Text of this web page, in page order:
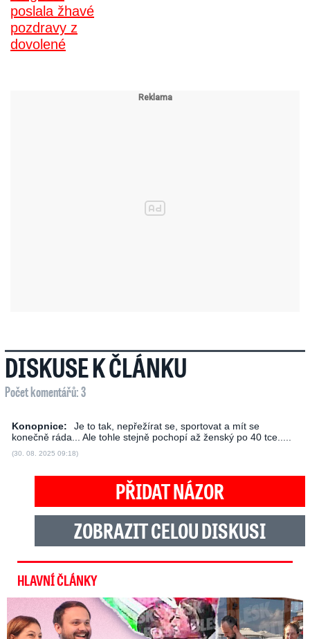
DISKUSE K ČLÁNKU
Počet komentářů: 3
Konopnice:
Je to tak, nepřežírat se, sportovat a mít se
konečně ráda... Ale tohle stejně pochopí až ženský po 40 tce.....
(30. 08. 2025 09:18)
PŘIDAT NÁZOR
ZOBRAZIT CELOU DISKUSI
HLAVNÍ ČLÁNKY
Nová láska ve Sněmovně: Decroix s mladým kolegou z ODS